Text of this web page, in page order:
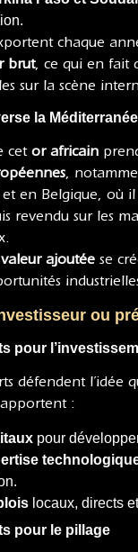
chaque
brut, ce qui en fait
sur la scène
la Méditerranée
cet or africain
,
en Belgique, où
revendu sur les
valeur ajoutée se
ou
pour
défendent l’idée
:
pour
locaux, directs
pour le pillage